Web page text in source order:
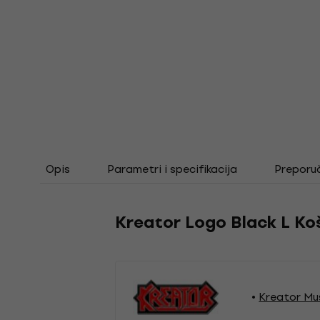
Opis Parametri i specifikacija
Kreator Logo Black L
Kreator